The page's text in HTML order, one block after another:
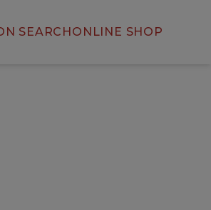
SEARCHONLINE SHOP